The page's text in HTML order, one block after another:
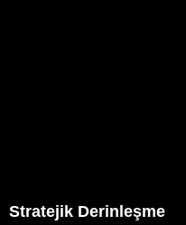
Stratejik Derinleşme